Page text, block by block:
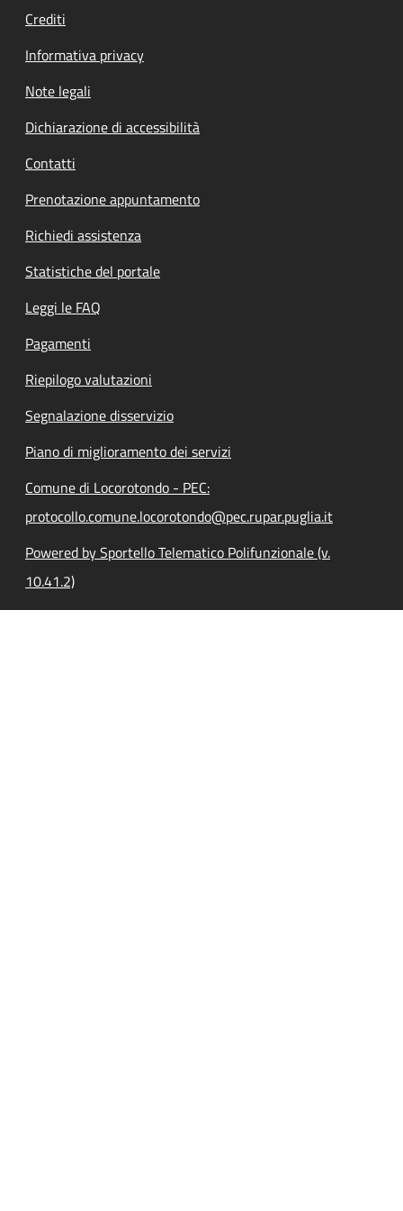
Crediti
Informativa privacy
Note legali
Dichiarazione di accessibilità
Contatti
Prenotazione appuntamento
Richiedi assistenza
Statistiche del portale
Leggi le FAQ
Pagamenti
Riepilogo valutazioni
Segnalazione disservizio
Piano di miglioramento dei servizi
Comune di Locorotondo - PEC:
protocollo.comune.locorotondo@pec.rupar.puglia.it
Powered by Sportello Telematico Polifunzionale (v.
10.41.2)